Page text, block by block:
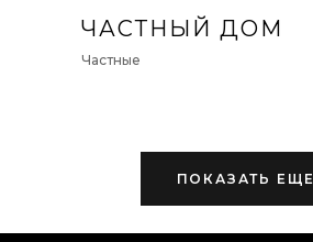
ЧАСТНЫЙ ДОМ
Частные
ПОКАЗАТЬ ЕЩЕ